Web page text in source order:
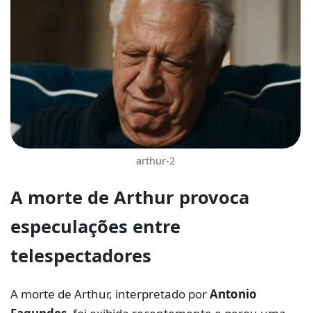
arthur-2
A morte de Arthur provoca
especulações entre
telespectadores
A morte de Arthur, interpretado porAntonio